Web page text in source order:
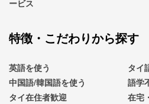
ービス
特徴・こだわりから探す
英語を使う
タイ
中国語/韓国語を使う
語学
タイ在住者歓迎
在宅